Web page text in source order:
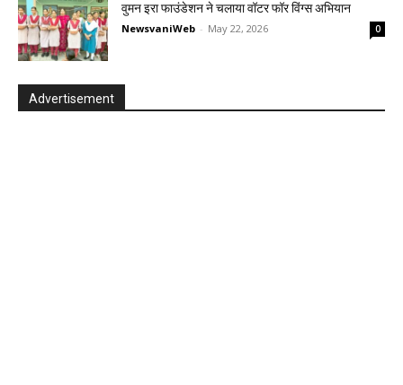
वुमन इरा फाउंडेशन ने चलाया वॉटर फॉर विंग्स अभियान
NewsvaniWeb - May 22, 2026 0
Advertisement